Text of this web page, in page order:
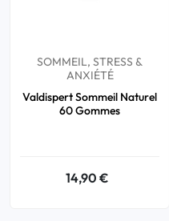
SOMMEIL, STRESS &
ANXIÉTÉ
Valdispert Sommeil Naturel
60 Gommes
14,90 €